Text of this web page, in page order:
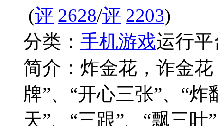
( 2628/ 2203)
分类： 手机游戏运行平
简介： 炸金花，诈金
牌”、“开心三张”、“炸
天”、“三跟”、“飘三